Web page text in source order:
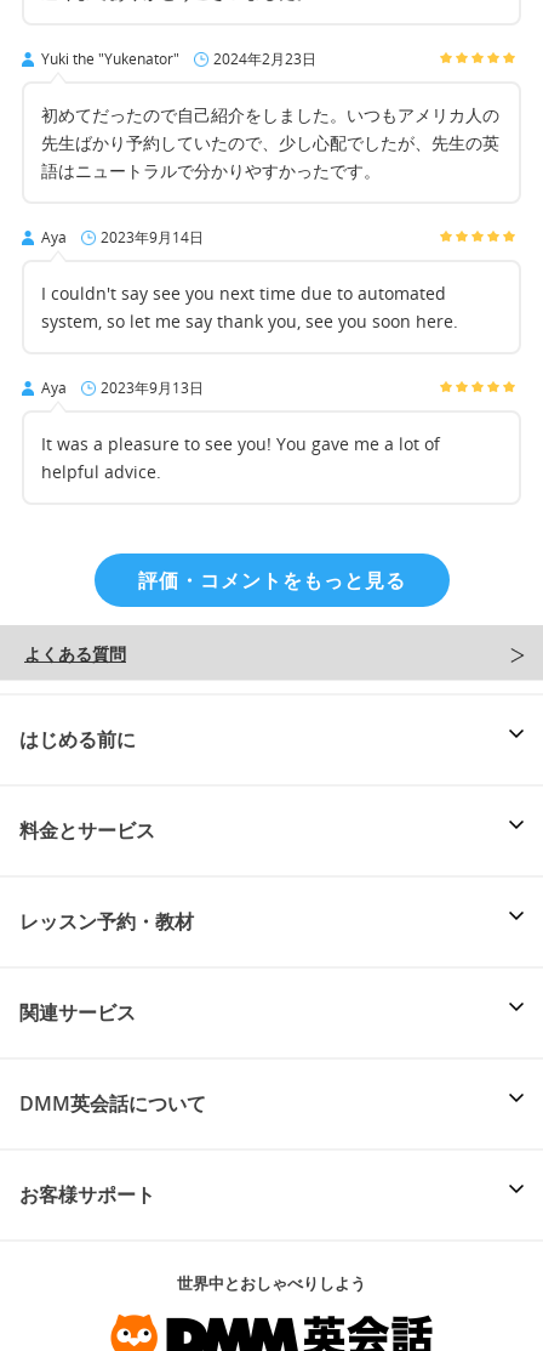
Yuki the "Yukenator" 2024年2月23日
初めてだったので自己紹介をしました。いつもアメリカ人の
先生ばかり予約していたので、少し心配でしたが、先生の英
語はニュートラルで分かりやすかったです。
Aya 2023年9月14日
I couldn't say see you next time due to automated
system, so let me say thank you, see you soon here.
Aya 2023年9月13日
It was a pleasure to see you! You gave me a lot of
helpful advice.
評価・コメントをもっと見る
よくある質問
はじめる前に
料金とサービス
レッスン予約・教材
関連サービス
DMM英会話について
お客様サポート
世界中とおしゃべりしよう